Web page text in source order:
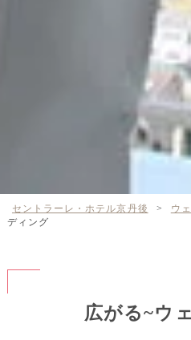
セントラーレ・ホテル京丹後 > ウ
ディング
広がる~ウ